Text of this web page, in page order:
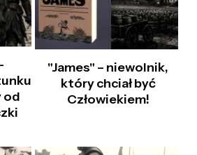
od
"James" – niewolnik,
który chciał być
Człowiekiem!